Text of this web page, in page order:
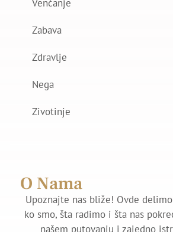
Venčanje
Zabava
Zdravlje
Nega
Zivotinje
O Nama
Upoznajte nas bliže! Ovde
ko smo, šta radimo i šta nas
našem putovanju i zajedno